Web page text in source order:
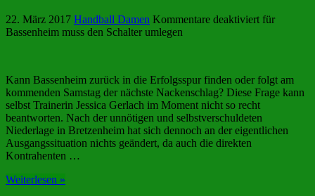
22. März 2017 Handball Damen Kommentare deaktiviert für
Bassenheim muss den Schalter umlegen
Kann Bassenheim zurück in die Erfolgsspur finden oder folgt am
kommenden Samstag der nächste Nackenschlag? Diese Frage kann
selbst Trainerin Jessica Gerlach im Moment nicht so recht
beantworten. Nach der unnötigen und selbstverschuldeten
Niederlage in Bretzenheim hat sich dennoch an der eigentlichen
Ausgangssituation nichts geändert, da auch die direkten
Kontrahenten …
Weiterlesen »